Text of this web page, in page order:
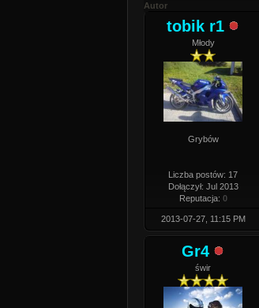
Autor
tobik r1
Młody
Grybów
Liczba postów: 17
Dołączył: Jul 2013
Reputacja: 0
2013-07-27, 11:15 PM
Gr4
świr